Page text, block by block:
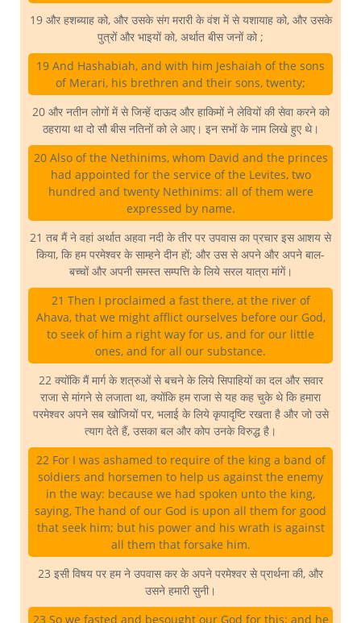
19 और हशब्याह को, और उसके संग मरारी के वंश में से यशायाह को, और उसके
पुत्रों और भाइयों को, अर्थात बीस जनों को ;
19 And Hashabiah, and with him Jeshaiah of the sons
of Merari, his brethren and their sons, twenty;
20 और नतीन लोगों में से जिन्हें दाऊद और हाकिमों ने लेवियों की सेवा करने को
ठहराया था दो सौ बीस नतिनों को ले आए। इन सभों के नाम लिखे हुए थे।
20 Also of the Nethinims, whom David and the princes
had appointed for the service of the Levites, two
hundred and twenty Nethinims: all of them were
expressed by name.
21 तब मैं ने वहां अर्थात अहवा नदी के तीर पर उपवास का प्रचार इस आशय से
किया, कि हम परमेश्वर के साम्हने दीन हों; और उस से अपने और अपने बाल-
बच्चों और अपनी समस्त सम्पत्ति के लिये सरल यात्रा मांगें।
21 Then I proclaimed a fast there, at the river of
Ahava, that we might afflict ourselves before our God,
to seek of him a right way for us, and for our little
ones, and for all our substance.
22 क्योंकि मैं मार्ग के शत्रुओं से बचने के लिये सिपाहियों का दल और सवार
राजा से मांगने से लजाता था, क्योंकि हम राजा से यह कह चुके थे कि हमारा
परमेश्वर अपने सब खोजियों पर, भलाई के लिये कृपादृष्टि रखता है और जो उसे
त्याग देते हैं, उसका बल और कोप उनके विरुद्ध है।
22 For I was ashamed to require of the king a band of
soldiers and horsemen to help us against the enemy
in the way: because we had spoken unto the king,
saying, The hand of our God is upon all them for good
that seek him; but his power and his wrath is against
all them that forsake him.
23 इसी विषय पर हम ने उपवास कर के अपने परमेश्वर से प्रार्थना की, और
उसने हमारी सुनी।
23 So we fasted and besought our God for this: and he